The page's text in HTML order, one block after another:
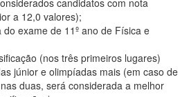
a 12,0 valores);
do exame de 11º ano de Física e
(nos três primeiros lugares)
júnior e olimpíadas mais (em caso de
duas, será considerada a melhor